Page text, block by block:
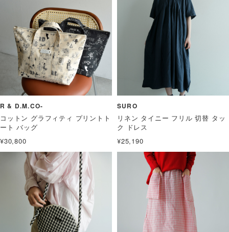
R & D.M.CO-
コットン グラフィティ プリントト
ート バッグ
¥30,800
SURO
リネン タイニー フリル 切替 タッ
ク ドレス
¥25,190